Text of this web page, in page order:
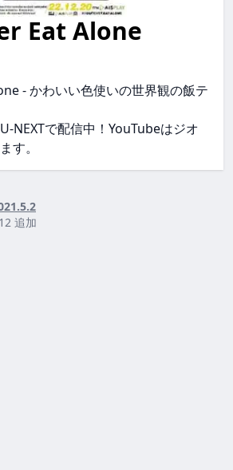
Eat Alone
- かわいい色使いの世界観の飯テ
NEXTで配信中！YouTubeはジオ
す。
YouNeverEatAlone
追加